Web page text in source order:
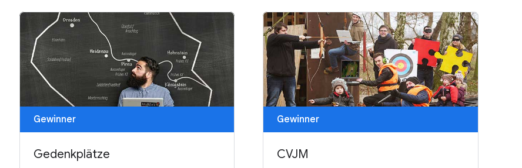
Gewinner
Gedenkplätze
Gewinner
CVJM